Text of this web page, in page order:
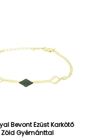
Bevont Ezüst Karkötő
Zöld Gyémánttal